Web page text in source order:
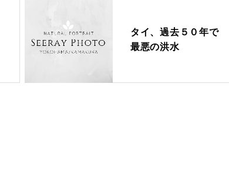
タイ、過去５０年で
最悪の洪水